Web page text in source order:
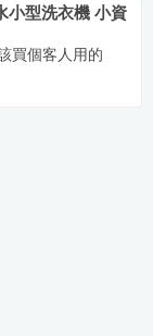
小型洗衣機 小資
買個客人用的